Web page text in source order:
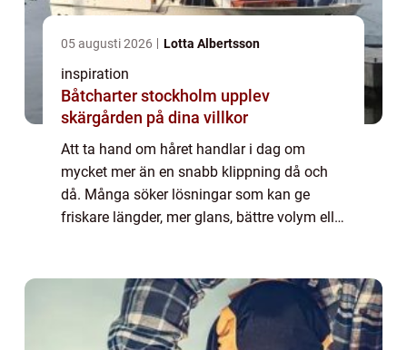
05 augusti 2026 Lotta Albertsson
inspiration
Båtcharter stockholm upplev
skärgården på dina villkor
Att ta hand om håret handlar i dag om
mycket mer än en snabb klippning då och
då. Många söker lösningar som kan ge
friskare längder, mer glans, bättre volym eller